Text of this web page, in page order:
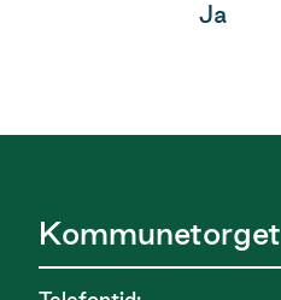
Ja
Kommunetorget